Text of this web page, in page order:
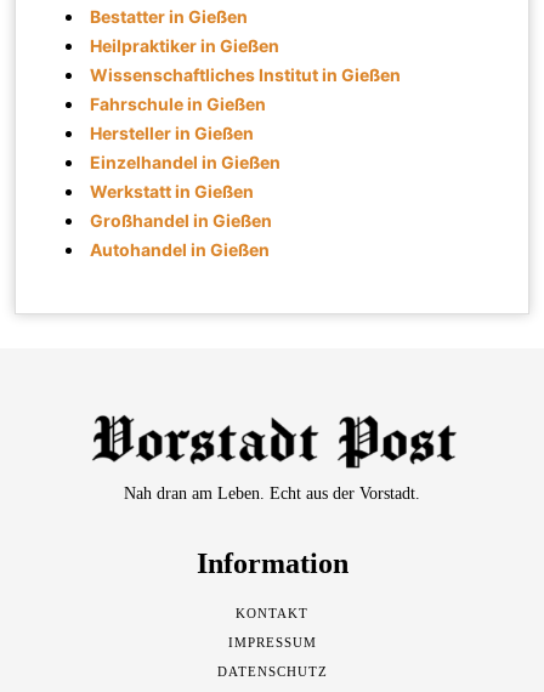
Bestatter in Gießen
Heilpraktiker in Gießen
Wissenschaftliches Institut in Gießen
Fahrschule in Gießen
Hersteller in Gießen
Einzelhandel in Gießen
Werkstatt in Gießen
Großhandel in Gießen
Autohandel in Gießen
Nah dran am Leben. Echt aus der Vorstadt.
Information
KONTAKT
IMPRESSUM
DATENSCHUTZ